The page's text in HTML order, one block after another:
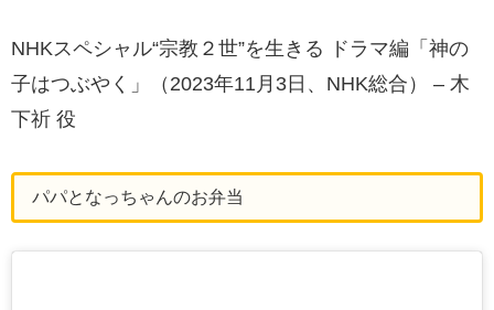
NHKスペシャル“宗教２世”を生きる ドラマ編「神の
子はつぶやく」（2023年11月3日、NHK総合） – 木
下祈 役
パパとなっちゃんのお弁当